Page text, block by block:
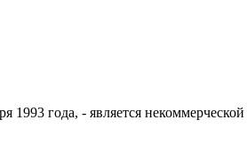
года, - является